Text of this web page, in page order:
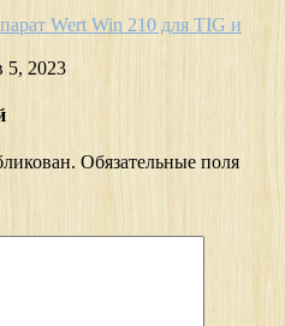
Wert Win 210 для TIG и
5, 2023
Обязательные поля